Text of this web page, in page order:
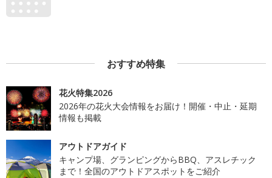
おすすめ特集
花火特集2026
2026年の花火大会情報をお届け！開催・中止・延期
情報も掲載
アウトドアガイド
キャンプ場、グランピングからBBQ、アスレチック
まで！全国のアウトドアスポットをご紹介